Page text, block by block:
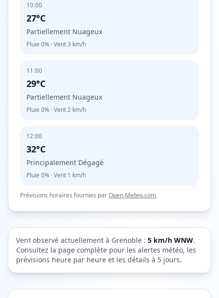
10:00
27°C
Partiellement Nuageux
Pluie 0% · Vent3 km/h
11:00
29°C
Partiellement Nuageux
Pluie 0% · Vent2 km/h
12:00
32°C
Principalement Dégagé
Pluie 0% · Vent 1 km/h
Prévisions horaires fournies parOpen-Meteo.com.
Vent observé actuellement à Grenoble : 5 km/h WNW.
Consultez la page complète pour les alertes météo, les
prévisions heure par heure et les détails à 5 jours.